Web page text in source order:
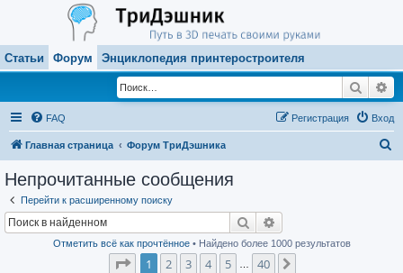
Статьи Форум Энциклопедия принтеростроителя
Поиск
FAQ Вход
Регистрация
Главная страница Форум ТриДэшника
Непрочитанные сообщения
Перейти к расширенному поиску
Поиск
Отметить всё как прочтённое• Найдено более 1000 результатов
Страница1 из
1 2 3 4 5 40